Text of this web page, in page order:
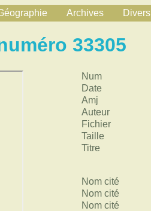
Archives Divers
33305
Num
Date
Amj
Auteur
Fichier
Taille
Titre
Nom cité
Nom cité
Nom cité